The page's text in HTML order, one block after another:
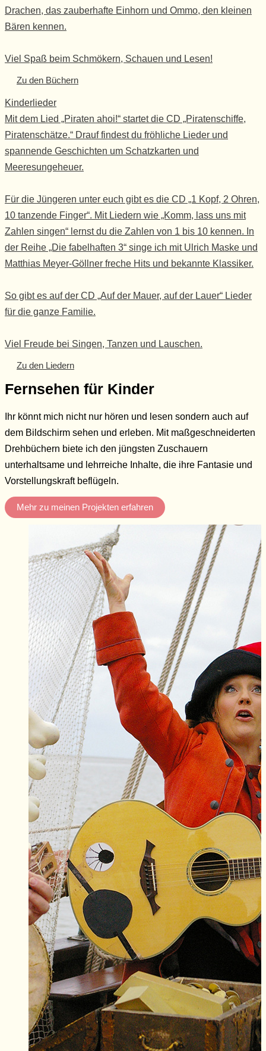
Drachen, das zauberhafte Einhorn und Ommo, den kleinen
Bären kennen.
Viel Spaß beim Schmökern, Schauen und Lesen!
Zu den Büchern
Kinderlieder
Mit dem Lied „Piraten ahoi!“ startet die CD „Piratenschiffe,
Piratenschätze.“ Drauf findest du fröhliche Lieder und
spannende Geschichten um Schatzkarten und
Meeresungeheuer.
Für die Jüngeren unter euch gibt es die CD „1 Kopf, 2 Ohren,
10 tanzende Finger“. Mit Liedern wie „Komm, lass uns mit
Zahlen singen“ lernst du die Zahlen von 1 bis 10 kennen. In
der Reihe „Die fabelhaften 3“ singe ich mit Ulrich Maske und
Matthias Meyer-Göllner freche Hits und bekannte Klassiker.
So gibt es auf der CD „Auf der Mauer, auf der Lauer“ Lieder
für die ganze Familie.
Viel Freude bei Singen, Tanzen und Lauschen.
Zu den Liedern
Fernsehen für Kinder
Ihr könnt mich nicht nur hören und lesen sondern auch auf
dem Bildschirm sehen und erleben. Mit maßgeschneiderten
Drehbüchern biete ich den jüngsten Zuschauern
unterhaltsame und lehrreiche Inhalte, die ihre Fantasie und
Vorstellungskraft beflügeln.
Mehr zu meinen Projekten erfahren